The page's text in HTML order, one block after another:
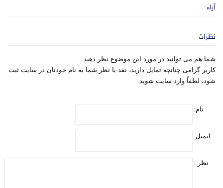
آراء
نظرات
شما هم می توانید در مورد این موضوع نظر دهید.
کاربر گرامی چنانچه تمایل دارید، نقد یا نظر شما به نام خودتان در سایت ثبت
شود، لطفاً وارد سایت شوید.
نام:
ایمیل:
نظر :